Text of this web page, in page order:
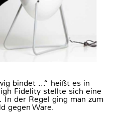
bindet ...“ heißt es in
Fidelity stellte sich eine
In der Regel ging man zum
gegen Ware.